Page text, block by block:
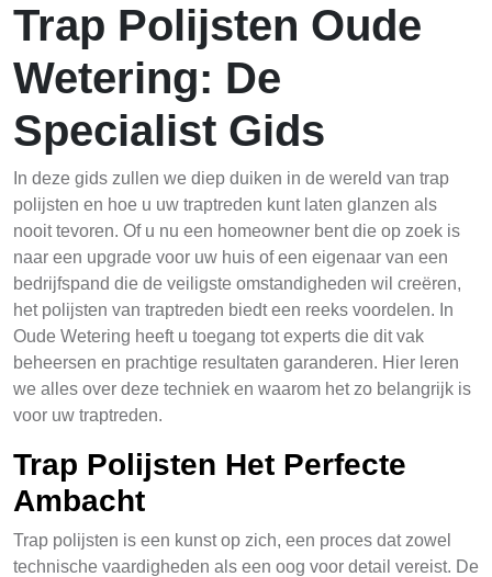
Trap Polijsten Oude
Wetering: De
Specialist Gids
In deze gids zullen we diep duiken in de wereld van trap
polijsten en hoe u uw traptreden kunt laten glanzen als
nooit tevoren. Of u nu een homeowner bent die op zoek is
naar een upgrade voor uw huis of een eigenaar van een
bedrijfspand die de veiligste omstandigheden wil creëren,
het polijsten van traptreden biedt een reeks voordelen. In
Oude Wetering heeft u toegang tot experts die dit vak
beheersen en prachtige resultaten garanderen. Hier leren
we alles over deze techniek en waarom het zo belangrijk is
voor uw traptreden.
Trap Polijsten Het Perfecte
Ambacht
Trap polijsten is een kunst op zich, een proces dat zowel
technische vaardigheden als een oog voor detail vereist. De